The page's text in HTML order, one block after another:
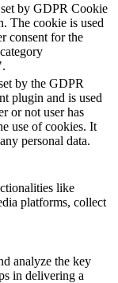
by GDPR Cookie
The cookie is used
consent for the
by the GDPR
plugin and is used
or not user has
use of cookies. It
personal data.
like
platforms, collect
analyze the key
in delivering a